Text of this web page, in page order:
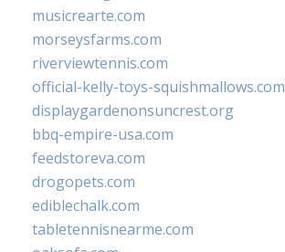
musicrearte.com
morseysfarms.com
riverviewtennis.com
official-kelly-toys-squishmallows.com
displaygardenonsuncrest.org
bbq-empire-usa.com
feedstoreva.com
drogopets.com
ediblechalk.com
tabletennisnearme.com